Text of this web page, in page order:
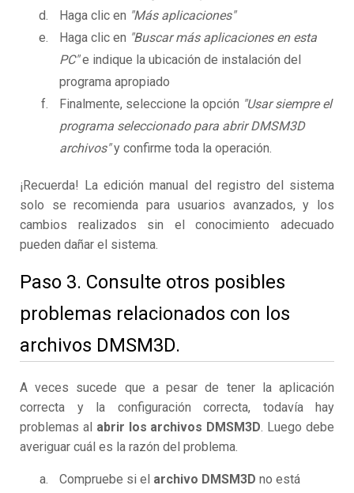
Haga clic en "Más aplicaciones"
Haga clic en "Buscar más aplicaciones en esta
PC"e indique la ubicación de instalación del
programa apropiado
Finalmente, seleccione la opción "Usar siempre el
programa seleccionado para abrir DMSM3D
archivos"y confirme toda la operación.
¡Recuerda! La edición manual del registro del sistema
solo se recomienda para usuarios avanzados, y los
cambios realizados sin el conocimiento adecuado
pueden dañar el sistema.
Paso 3. Consulte otros posibles
problemas relacionados con los
archivos DMSM3D.
A veces sucede que a pesar de tener la aplicación
correcta y la configuración correcta, todavía hay
problemas al abrir los archivos DMSM3D. Luego debe
averiguar cuál es la razón del problema.
Compruebe si el archivo DMSM3D no está